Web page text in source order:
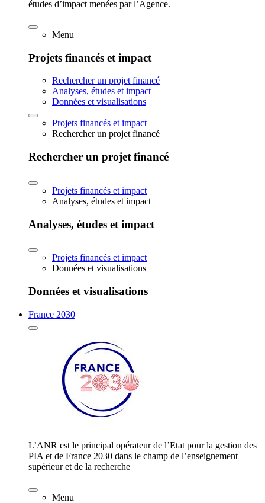
études d’impact menées par l’Agence.
Menu
Projets financés et impact
Rechercher un projet financé
Analyses, études et impact
Données et visualisations
Projets financés et impact
Rechercher un projet financé
Rechercher un projet financé
Projets financés et impact
Analyses, études et impact
Analyses, études et impact
Projets financés et impact
Données et visualisations
Données et visualisations
France 2030
L’ANR est le principal opérateur de l’Etat pour la gestion des
PIA et de France 2030 dans le champ de l’enseignement
supérieur et de la recherche
Menu